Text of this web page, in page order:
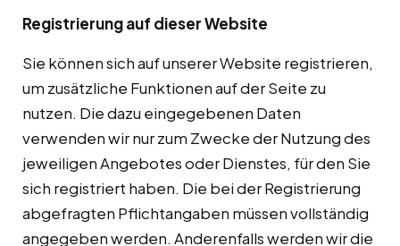
Registrierung auf dieser Website
Sie können sich auf unserer Website registrieren,
um zusätzliche Funktionen auf der Seite zu
nutzen. Die dazu eingegebenen Daten
verwenden wir nur zum Zwecke der Nutzung des
jeweiligen Angebotes oder Dienstes, für den Sie
sich registriert haben. Die bei der Registrierung
abgefragten Pflichtangaben müssen vollständig
angegeben werden. Anderenfalls werden wir die